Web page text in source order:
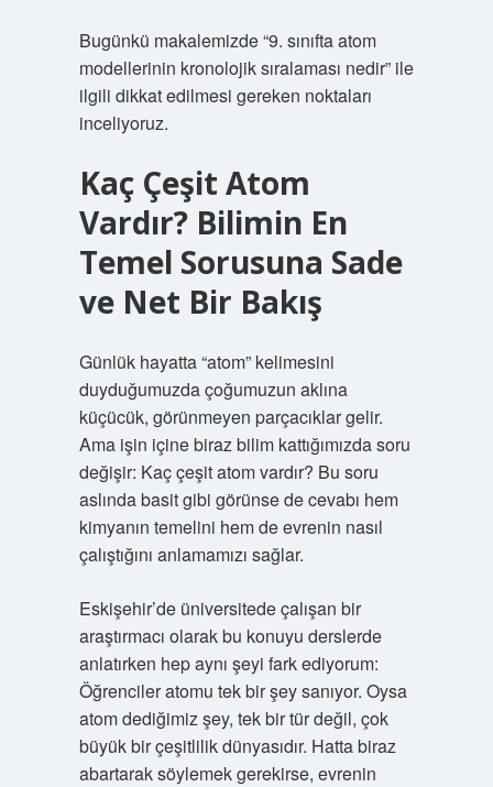
Bugünkü makalemizde “9. sınıfta atom
modellerinin kronolojik sıralaması nedir” ile
ilgili dikkat edilmesi gereken noktaları
inceliyoruz.
Kaç Çeşit Atom
Vardır? Bilimin En
Temel Sorusuna Sade
ve Net Bir Bakış
Günlük hayatta “atom” kelimesini
duyduğumuzda çoğumuzun aklına
küçücük, görünmeyen parçacıklar gelir.
Ama işin içine biraz bilim kattığımızda soru
değişir: Kaç çeşit atom vardır? Bu soru
aslında basit gibi görünse de cevabı hem
kimyanın temelini hem de evrenin nasıl
çalıştığını anlamamızı sağlar.
Eskişehir’de üniversitede çalışan bir
araştırmacı olarak bu konuyu derslerde
anlatırken hep aynı şeyi fark ediyorum:
Öğrenciler atomu tek bir şey sanıyor. Oysa
atom dediğimiz şey, tek bir tür değil, çok
büyük bir çeşitlilik dünyasıdır. Hatta biraz
abartarak söylemek gerekirse, evrenin